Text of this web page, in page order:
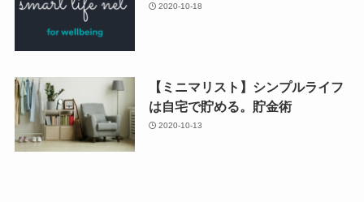
2020-10-18
【ミニマリスト】シンプルライフ
は自宅で貯める。貯金術
2020-10-13